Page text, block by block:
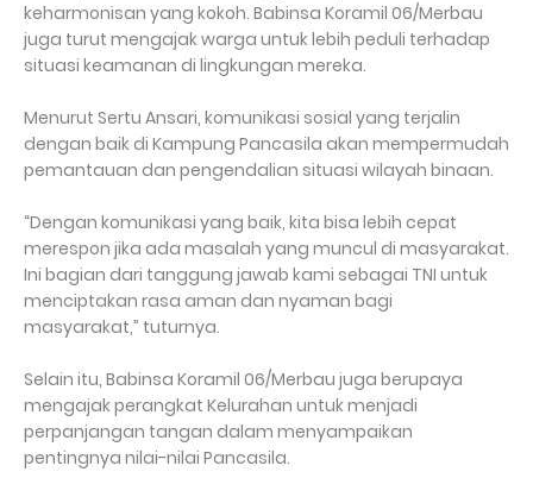
keharmonisan yang kokoh. Babinsa Koramil 06/Merbau
juga turut mengajak warga untuk lebih peduli terhadap
situasi keamanan di lingkungan mereka.
Menurut Sertu Ansari, komunikasi sosial yang terjalin
dengan baik di Kampung Pancasila akan mempermudah
pemantauan dan pengendalian situasi wilayah binaan.
“Dengan komunikasi yang baik, kita bisa lebih cepat
merespon jika ada masalah yang muncul di masyarakat.
Ini bagian dari tanggung jawab kami sebagai TNI untuk
menciptakan rasa aman dan nyaman bagi
masyarakat,” tuturnya.
Selain itu, Babinsa Koramil 06/Merbau juga berupaya
mengajak perangkat Kelurahan untuk menjadi
perpanjangan tangan dalam menyampaikan
pentingnya nilai-nilai Pancasila.